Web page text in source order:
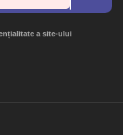
a site-ului